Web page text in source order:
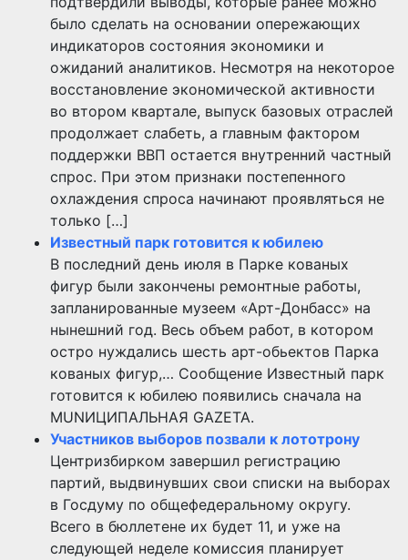
было сделать на основании опережающих
индикаторов состояния экономики и
ожиданий аналитиков. Несмотря на некоторое
восстановление экономической активности
во втором квартале, выпуск базовых отраслей
продолжает слабеть, а главным фактором
поддержки ВВП остается внутренний частный
спрос. При этом признаки постепенного
охлаждения спроса начинают проявляться не
только […]
Известный парк готовится к юбилею
В последний день июля в Парке кованых
фигур были закончены ремонтные работы,
запланированные музеем «Арт-Донбасс» на
нынешний год. Весь объем работ, в котором
остро нуждались шесть арт-обьектов Парка
кованых фигур,… Сообщение Известный парк
готовится к юбилею появились сначала на
MUNИЦИПАЛЬНАЯ GAZЕТА.
Участников выборов позвали к лототрону
Центризбирком завершил регистрацию
партий, выдвинувших свои списки на выборах
в Госдуму по общефедеральному округу.
Всего в бюллетене их будет 11, и уже на
следующей неделе комиссия планирует